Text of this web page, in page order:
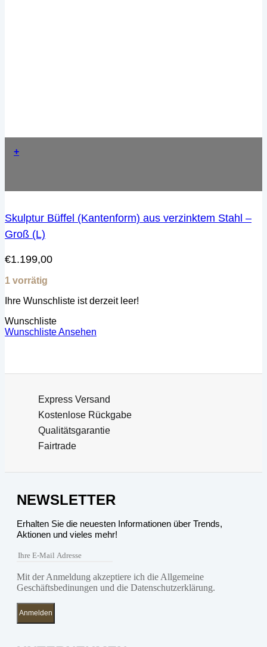
+
Skulptur Büffel (Kantenform) aus verzinktem Stahl –
Groß (L)
€1.199,00
1 vorrätig
Ihre Wunschliste ist derzeit leer!
Wunschliste
Wunschliste Ansehen
Express Versand
Kostenlose Rückgabe
Qualitätsgarantie
Fairtrade
NEWSLETTER
Erhalten Sie die neuesten Informationen über Trends,
Aktionen und vieles mehr!
Mit der Anmeldung akzeptiere ich die Allgemeine
Geschäftsbedinungen und die Datenschutzerklärung.
Anmelden